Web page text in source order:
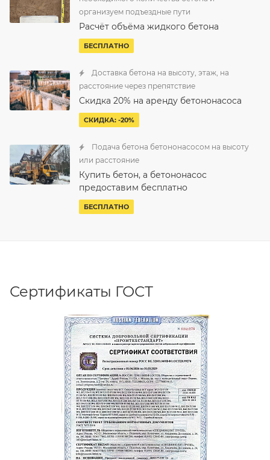
организуем подъездные пути
Расчёт объёма жидкого бетона
БЕСПЛАТНО
Доставка бетона на высоту, этаж, на
расстояние через препятствие
Скидка 20% на аренду бетононасоса
СКИДКА: -20%
Подача бетона бетононасосом на высоту
или расстояние
Купить бетон, а бетононасос
предоставим бесплатно
БЕСПЛАТНО
Сертификаты ГОСТ